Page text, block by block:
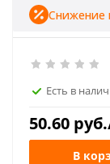
Есть в
50.60 руб.
Снижение
В